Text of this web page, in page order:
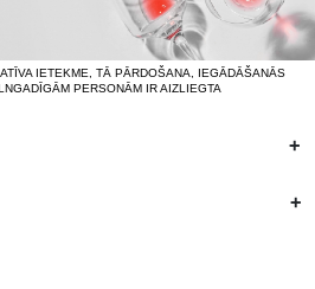
IETEKME, TĀ PĀRDOŠANA, IEGĀDĀŠANĀS
PERSONĀM IR AIZLIEGTA